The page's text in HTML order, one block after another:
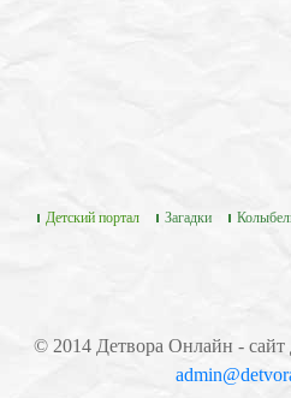
Детский портал Загадки
© 2014 Детвора Онлайн - сайт